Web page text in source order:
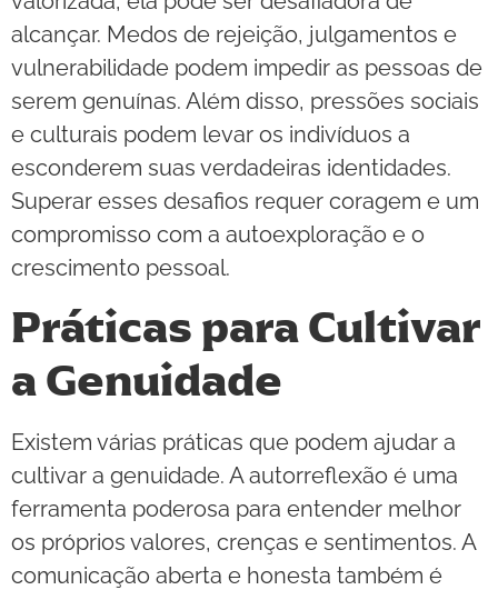
alcançar. Medos de rejeição, julgamentos e
vulnerabilidade podem impedir as pessoas de
serem genuínas. Além disso, pressões sociais
e culturais podem levar os indivíduos a
esconderem suas verdadeiras identidades.
Superar esses desafios requer coragem e um
compromisso com a autoexploração e o
crescimento pessoal.
Práticas para Cultivar
a Genuidade
Existem várias práticas que podem ajudar a
cultivar a genuidade. A autorreflexão é uma
ferramenta poderosa para entender melhor
os próprios valores, crenças e sentimentos. A
comunicação aberta e honesta também é